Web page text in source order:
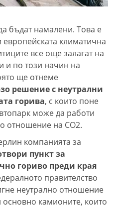
бъдат намалени. Това е
европейската климатична
все още залагат на
и по този начин на
ще отнеме
решение с неутрални
горива, с които поне
може да работи
отношение на CO2.
компанията за
пункт за
гориво преди края
правителство
неутрално отношение
камионите, които